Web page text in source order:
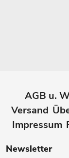
AGB u.
Versand
Impressum
Newsletter